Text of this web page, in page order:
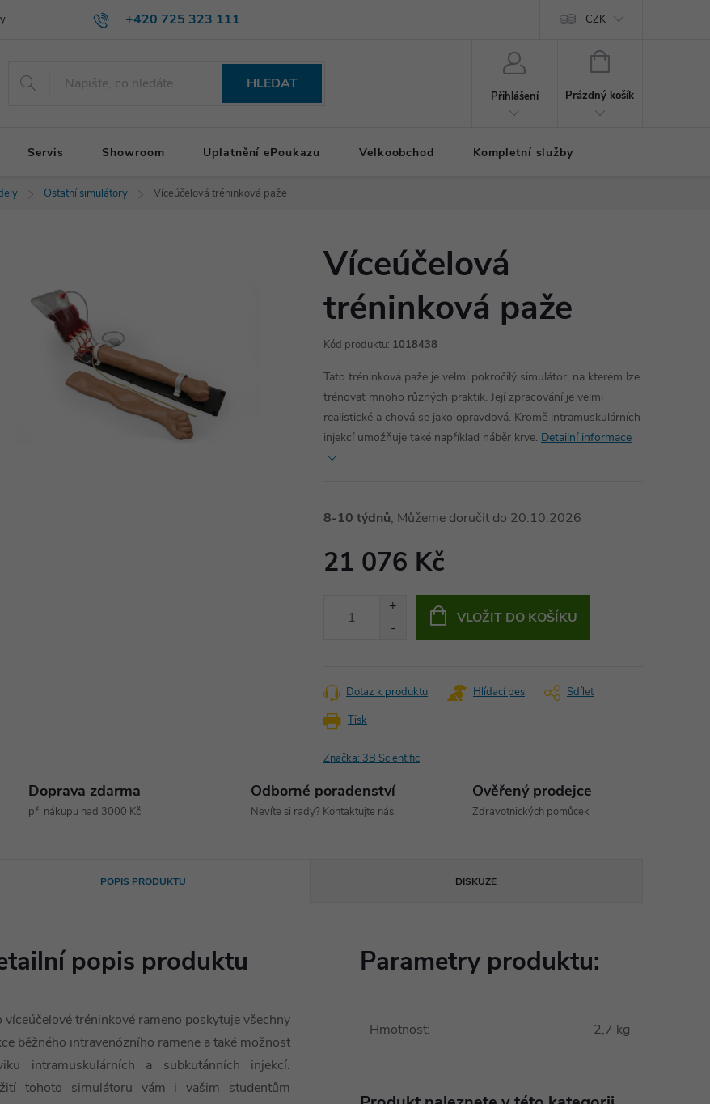
+420 725 323 111 CZK
HLEDAT
Přihlášení
NÁKUPNÍ
Prázdný košík
Servis Showroom Uplatnění ePoukazu Velkoobchod Kompletní služby
Ostatní simulátory Víceúčelová tréninková paže
Víceúčelová
tréninková paže
Kód produktu: 1018438
Tato tréninková paže je velmi pokročilý simulátor, na kterém lze
trénovat mnoho různých praktik. Její zpracování je velmi
realistické a chová se jako opravdová. Kromě intramuskulárních
injekcí umožňuje také například náběr krve. Detailní informace
8-10 týdnů 20.10.2026
21 076 Kč
VLOŽIT DO KOŠÍKU
Tisk
Dotaz k produktu Hlídací pes Sdílet
Značka: 3B Scientific
Doprava zdarma
při nákupu nad 3000 Kč
Odborné poradenství
Nevíte si rady? Kontaktujte nás.
Ověřený prodejce
Zdravotnických pomůcek
POPIS PRODUKTU DISKUZE
popis produktu
víceúčelové tréninkové rameno poskytuje všechny
běžného intravenózního ramene a také možnost
intramuskulárních a subkutánních injekcí.
tohoto simulátoru vám i vašim studentům
Parametry produktu:
Hmotnost: 2,7 kg